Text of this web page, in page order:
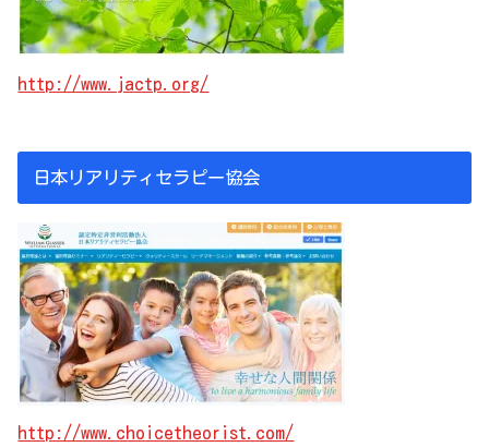
http://www.jactp.org/
日本リアリティセラピー協会
http://www.choicetheorist.com/